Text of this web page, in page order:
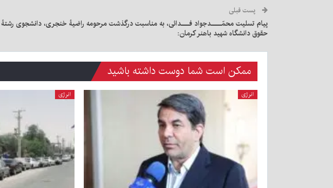
پست قبلی
پیام‌ تسلیت محمّــــدجواد فـــدائی، به مناسبت درگذشت مرحومه راضیۀ خنجری، دانشجوی رشتۀ
حقوق دانشگاه شهید باهنر کرمان:
ممکن است شما دوست داشته باشید
انرژی انرژی